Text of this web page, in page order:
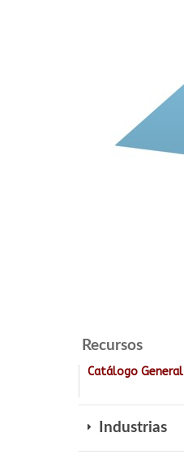
Recursos
Catálogo General
Industrias